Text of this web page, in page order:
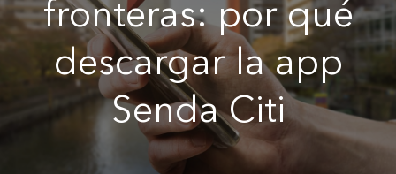
fronteras: por qué
descargar la app
Senda Citi